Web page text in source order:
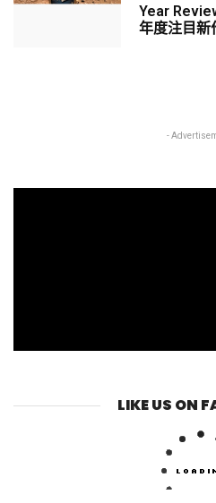
Year
年度注目新
-
LIKE US ON